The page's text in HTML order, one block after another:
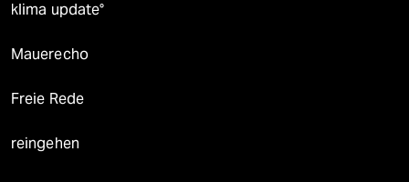
klima update°
Mauerecho
Freie Rede
reingehen